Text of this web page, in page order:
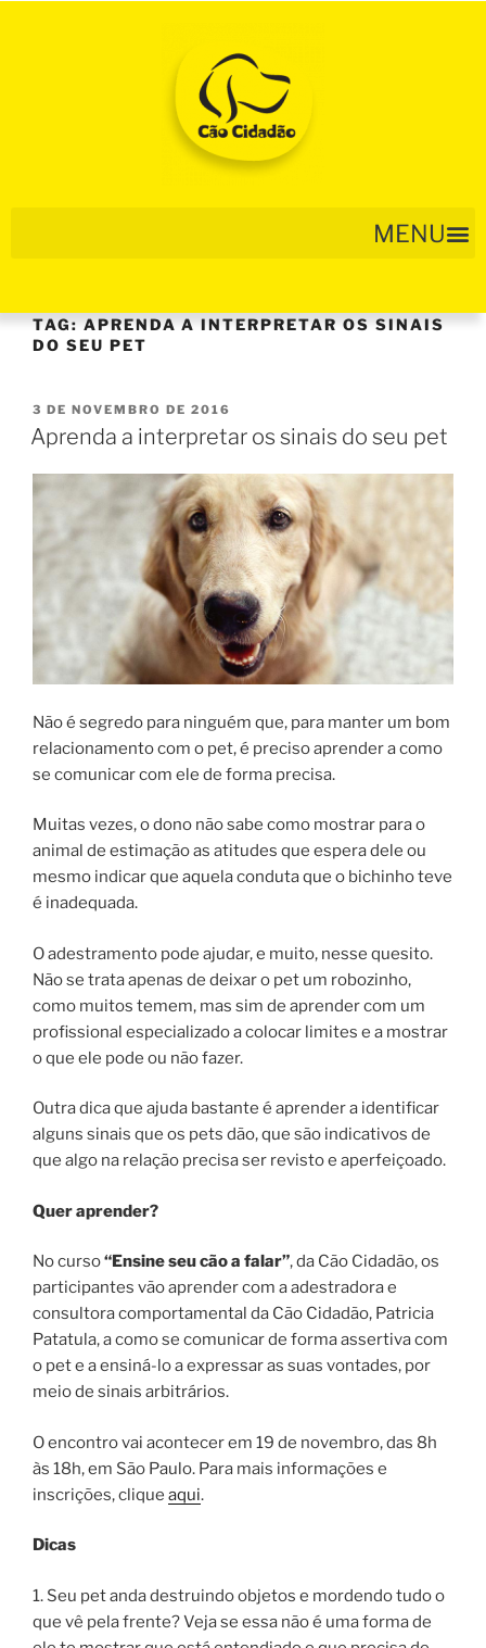
TAG:APRENDA A INTERPRETAR OS SINAIS
DO SEU PET
3 DE NOVEMBRO DE 2016
Aprenda a interpretar os sinais do seu pet
Não é segredo para ninguém que, para manter um bom
relacionamento com o pet, é preciso aprender a como
se comunicar com ele de forma precisa.
Muitas vezes, o dono não sabe como mostrar para o
animal de estimação as atitudes que espera dele ou
mesmo indicar que aquela conduta que o bichinho teve
é inadequada.
O adestramento pode ajudar, e muito, nesse quesito.
Não se trata apenas de deixar o pet um robozinho,
como muitos temem, mas sim de aprender com um
profissional especializado a colocar limites e a mostrar
o que ele pode ou não fazer.
Outra dica que ajuda bastante é aprender a identificar
alguns sinais que os pets dão, que são indicativos de
que algo na relação precisa ser revisto e aperfeiçoado.
Quer aprender?
No curso“Ensine seu cão a falar”, da Cão Cidadão, os
participantes vão aprender com a adestradora e
consultora comportamental da Cão Cidadão, Patricia
Patatula, a como se comunicar de forma assertiva com
o pet e a ensiná-lo a expressar as suas vontades, por
meio de sinais arbitrários.
O encontro vai acontecer em 19 de novembro, das 8h
às 18h, em São Paulo. Para mais informações e
inscrições, clique aqui.
Dicas
1. Seu pet anda destruindo objetos e mordendo tudo o
que vê pela frente? Veja se essa não é uma forma de